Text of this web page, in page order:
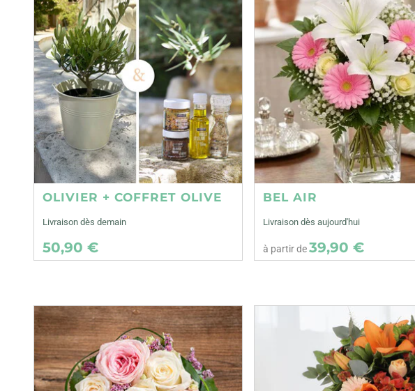
OLIVIER + COFFRET OLIVE
Livraison dès demain
50,90 €
BEL AIR
Livraison dès aujourd'hui
à partir de39,90 €